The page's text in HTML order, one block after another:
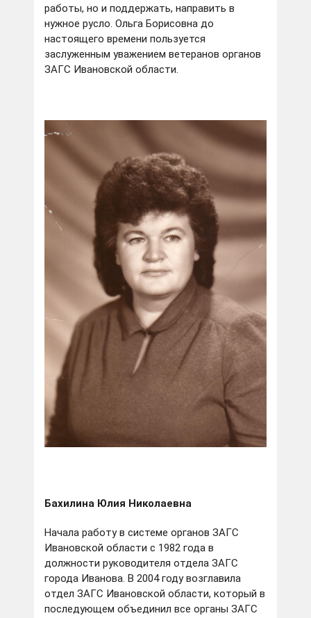
работы, но и поддержать, направить в
нужное русло. Ольга Борисовна до
настоящего времени пользуется
заслуженным уважением ветеранов органов
ЗАГС Ивановской области.
Бахилина Юлия Николаевна
Начала работу в системе органов ЗАГС
Ивановской области с 1982 года в
должности руководителя отдела ЗАГС
города Иванова. В 2004 году возглавила
отдел ЗАГС Ивановской области, который в
последующем объединил все органы ЗАГС